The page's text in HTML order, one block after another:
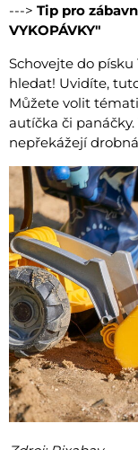
---> Tip pro
VYKOPÁVKY"
Schovejte do
hledat! Uvidíte,
Můžete volit
autíčka či
nepřekážejí